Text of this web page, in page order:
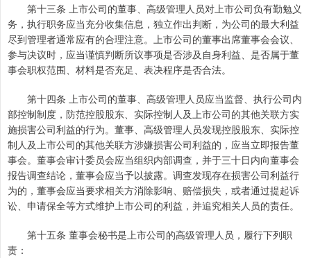
第十三条 上市公司的董事、高级管理人员对上市公司负有勤勉义
务，执行职务应当充分收集信息，独立作出判断，为公司的最大利益
尽到管理者通常应有的合理注意。上市公司的董事出席董事会会议、
参与决议时，应当谨慎判断所议事项是否涉及自身利益、是否属于董
事会职权范围、材料是否充足、表决程序是否合法。
第十四条 上市公司的董事、高级管理人员应当监督、执行公司内
部控制制度，防范控股股东、实际控制人及上市公司的其他关联方实
施损害公司利益的行为。董事、高级管理人员发现控股股东、实际控
制人及上市公司的其他关联方涉嫌损害公司利益的，应当立即报告董
事会。董事会审计委员会应当组织内部调查，并于三十日内向董事会
报告调查结论，董事会应当予以披露。调查发现存在损害公司利益行
为的，董事会应当要求相关方消除影响、赔偿损失，或者通过提起诉
讼、申请保全等方式维护上市公司的利益，并追究相关人员的责任。
第十五条 董事会秘书是上市公司的高级管理人员，履行下列职
责：